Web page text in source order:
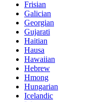
Frisian
Galician
Georgian
Gujarati
Haitian
Hausa
Hawaiian
Hebrew
Hmong
Hungarian
Icelandic